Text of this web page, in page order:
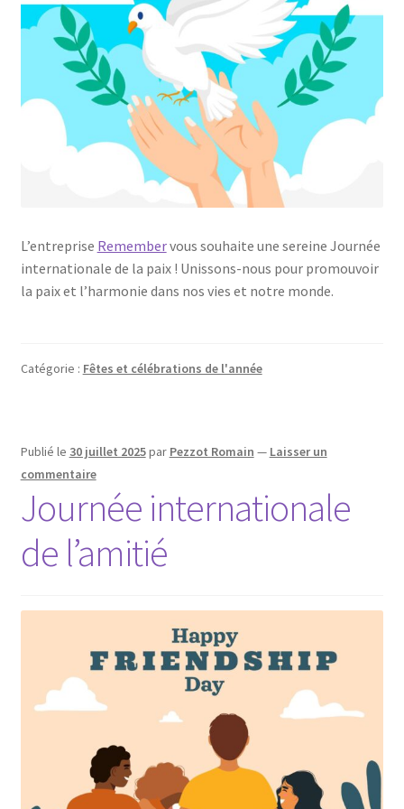
L’entreprise Remembervous souhaite une sereine Journée
internationale de la paix ! Unissons-nous pour promouvoir
la paix et l’harmonie dans nos vies et notre monde.
Catégorie : Fêtes et célébrations de l'année
Publié le 30 juillet 2025par Pezzot Romain — Laisser un
commentaire
Journée internationale
de l’amitié